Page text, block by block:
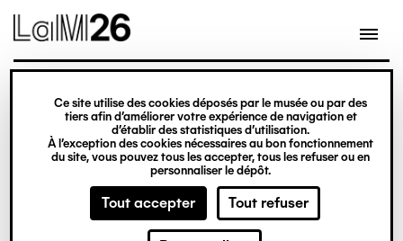
Gestion des cookies
Ce site utilise des cookies déposés par le musée ou par des
tiers afin d’améliorer votre expérience de navigation et
d’établir des statistiques d’utilisation.
À l’exception des cookies nécessaires au bon fonctionnement
du site, vous pouvez tous les accepter, tous les refuser ou en
personnaliser le dépôt.
Tout accepter Tout refuser
contenu